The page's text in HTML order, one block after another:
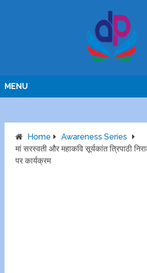
MENU
Home
Awareness Series
मां सरस्वती और महाकवि सूर्यकांत त्रिपाठी
पर कार्यक्रम